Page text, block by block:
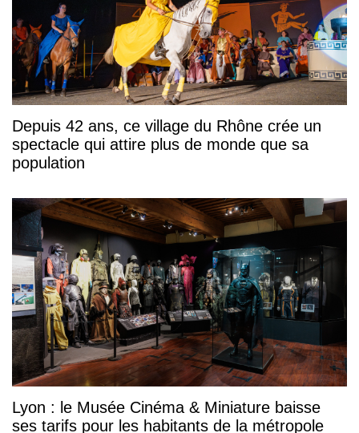
Depuis 42 ans, ce village du Rhône crée un
spectacle qui attire plus de monde que sa
population
Lyon : le Musée Cinéma & Miniature baisse
ses tarifs pour les habitants de la métropole